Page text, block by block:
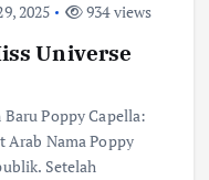
2025 934 views
Universe
Poppy Capella:
Arab Nama Poppy
Setelah